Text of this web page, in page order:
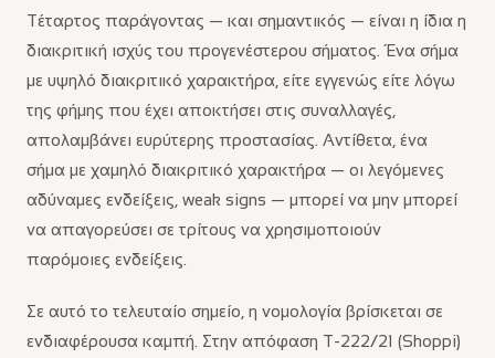
Τέταρτος παράγοντας — και σημαντικός — είναι η ίδια η
διακριτική ισχύς του προγενέστερου σήματος. Ένα σήμα
με υψηλό διακριτικό χαρακτήρα, είτε εγγενώς είτε λόγω
της φήμης που έχει αποκτήσει στις συναλλαγές,
απολαμβάνει ευρύτερης προστασίας. Αντίθετα, ένα
σήμα με χαμηλό διακριτικό χαρακτήρα — οι λεγόμενες
αδύναμες ενδείξεις, weak signs — μπορεί να μην μπορεί
να απαγορεύσει σε τρίτους να χρησιμοποιούν
παρόμοιες ενδείξεις.
Σε αυτό το τελευταίο σημείο, η νομολογία βρίσκεται σε
ενδιαφέρουσα καμπή. Στην απόφαση T-222/21 (Shoppi)